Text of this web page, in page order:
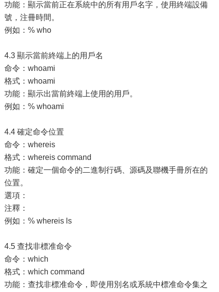
功能：顯示當前正在系統中的所有用戶名字，使用終端設備
號，注冊時間。
例如：% who
4.3 顯示當前終端上的用戶名
命令：whoami
格式：whoami
功能：顯示出當前終端上使用的用戶。
例如：% whoami
4.4 確定命令位置
命令：whereis
格式：whereis command
功能：確定一個命令的二進制行碼、源碼及聯機手冊所在的
位置。
選項：
注釋：
例如：% whereis ls
4.5 查找非標准命令
命令：which
格式：which command
功能：查找非標准命令，即使用別名或系統中標准命令集之